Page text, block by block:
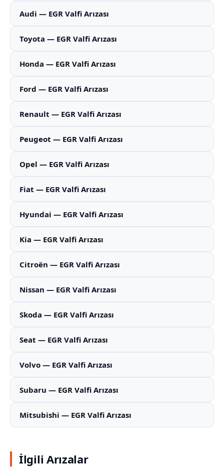
Audi — EGR Valfi Arızası
Toyota — EGR Valfi Arızası
Honda — EGR Valfi Arızası
Ford — EGR Valfi Arızası
Renault — EGR Valfi Arızası
Peugeot — EGR Valfi Arızası
Opel — EGR Valfi Arızası
Fiat — EGR Valfi Arızası
Hyundai — EGR Valfi Arızası
Kia — EGR Valfi Arızası
Citroën — EGR Valfi Arızası
Nissan — EGR Valfi Arızası
Skoda — EGR Valfi Arızası
Seat — EGR Valfi Arızası
Volvo — EGR Valfi Arızası
Subaru — EGR Valfi Arızası
Mitsubishi — EGR Valfi Arızası
İlgili Arızalar